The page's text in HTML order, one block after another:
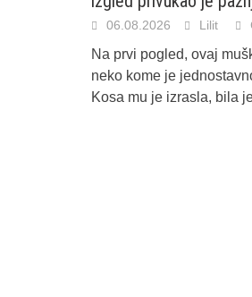
06.08.2026 Lilit
Na prvi pogled, ovaj
neko kome je
Kosa mu je izrasla, bila